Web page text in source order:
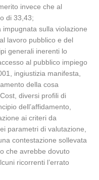
invece che al
di 33,43;
sulla violazione
lavoro pubblico e del
generali inerenti lo
al pubblico impiego
ingiustizia manifesta,
della cosa
diversi profili di
dell’affidamento,
ai criteri da
parametri di valutazione,
contestazione sollevata
che avrebbe dovuto
ricorrenti l’errato